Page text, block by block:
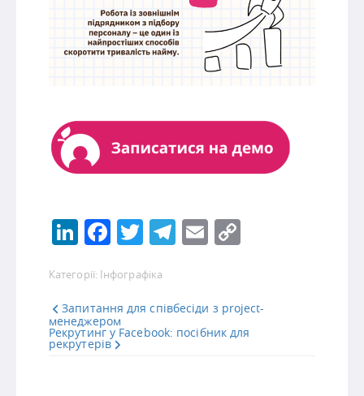
LinkedIn
Facebook
Twitter
Telegram
Email
Категорії: Інфографіка
Запитання для співбесіди з project-
менеджером
Рекрутинг у Facebook: посібник для
рекрутерів